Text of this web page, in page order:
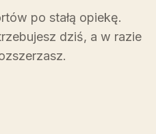
po stałą opiekę.
dziś, a w razie